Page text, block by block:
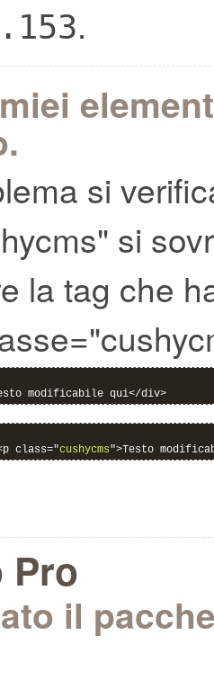
.
si
si
la tag che
modificabile qui</div>
class="cushycms">Testo
Pro
il